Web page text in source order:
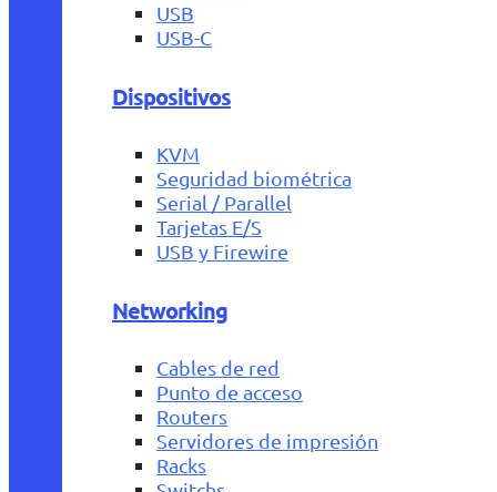
USB
USB-C
Dispositivos
KVM
Seguridad biométrica
Serial / Parallel
Tarjetas E/S
USB y Firewire
Networking
Cables de red
Punto de acceso
Routers
Servidores de impresión
Racks